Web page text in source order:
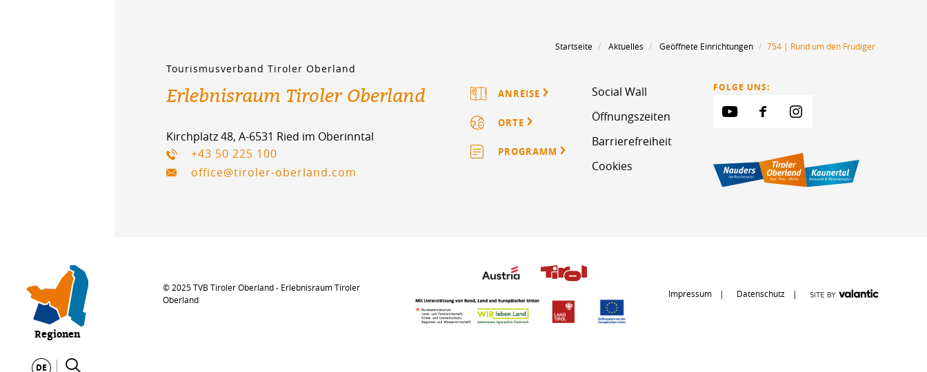
Regionen
DE
Startseite Aktuelles Geöffnete Einrichtungen 754 | Rund um den Frudiger
Tourismusverband Tiroler Oberland
Erlebnisraum Tiroler Oberland
Kirchplatz 48, A-6531 Ried im Oberinntal
+43 50 225 100
office@tiroler-oberland.com
ANREISE
ORTE
PROGRAMM
Social Wall
Öffnungszeiten
Barrierefreiheit
Cookies
FOLGE UNS:
© 2025 TVB Tiroler Oberland - Erlebnisraum Tiroler
Oberland
Impressum Datenschutz